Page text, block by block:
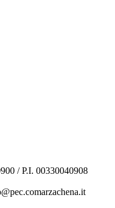
/ P.I. 00330040908